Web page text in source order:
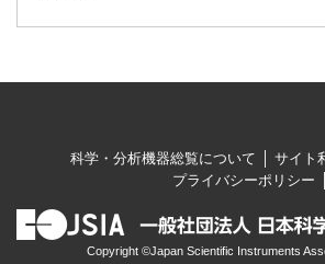
科学・分析機器総覧について サイト
プライバシーポリシー
Copyright ©Japan Scientific Instruments